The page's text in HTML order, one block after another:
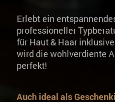
Erlebt ein
professioneller
für Haut & Haar
wird die wohlverdiente
perfekt!
Auch ideal als